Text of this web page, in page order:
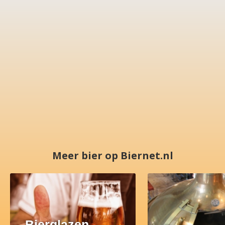
Meer bier op Biernet.nl